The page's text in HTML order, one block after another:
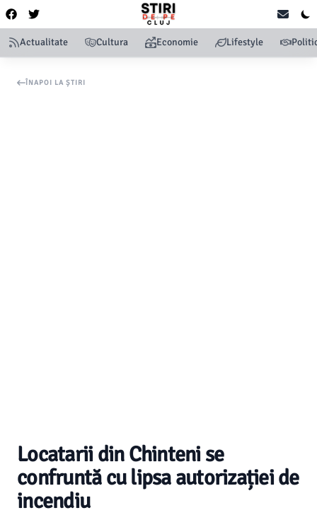
Actualitate Cultura Economie Lifestyle
ÎNAPOI LA ȘTIRI
Locatarii din Chinteni se
confruntă cu lipsa autorizației de
incendiu